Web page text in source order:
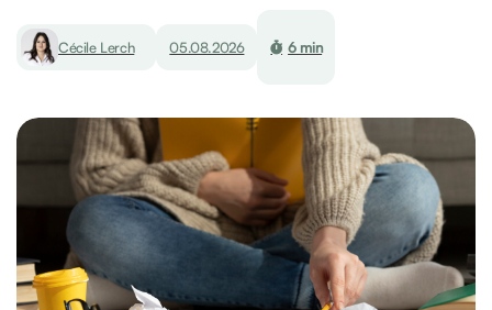
Cécile Lerch 05.08.2026 6 min